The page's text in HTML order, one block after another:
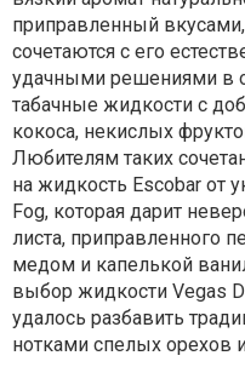
приправленный
сочетаются с его
удачными решениями в
табачные жидкости с
кокоса, некислых
Любителям таких
на жидкость Escobar от
Fog, которая дарит
листа, приправленного
медом и капелькой
выбор жидкости Vegas
удалось разбавить
нотками спелых орехов